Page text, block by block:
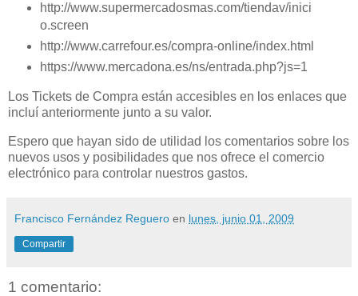
http://www.supermercadosmas.com/tiendav/inici
o.screen
http://www.carrefour.es/compra-online/index.html
https://www.mercadona.es/ns/entrada.php?js=1
Los Tickets de Compra están accesibles en los enlaces que
incluí anteriormente junto a su valor.
Espero que hayan sido de utilidad los comentarios sobre los
nuevos usos y posibilidades que nos ofrece el comercio
electrónico para controlar nuestros gastos.
Francisco Fernández Reguero en lunes, junio 01, 2009
Compartir
1 comentario: